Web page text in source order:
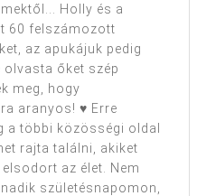
Holly és a
60 felszámozott
az apukájuk pedig
olvasta őket szép
meg, hogy
aranyos! ♥ Erre
a többi közösségi oldal
rajta találni, akiket
az élet. Nem
születésnapomon,